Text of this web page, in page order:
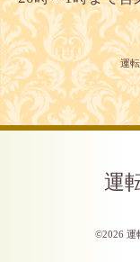
運
運
©2026 運